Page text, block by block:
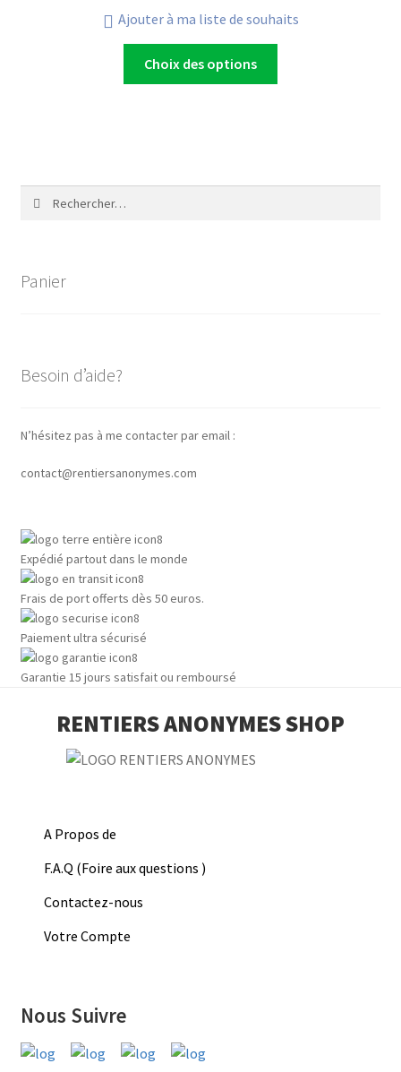
Ajouter à ma liste de souhaits
Choix des options
Panier
Besoin d’aide?
N’hésitez pas à me contacter par email :
contact@rentiersanonymes.com
Expédié partout dans le monde
Frais de port offerts dès 50 euros.
Paiement ultra sécurisé
Garantie 15 jours satisfait ou remboursé
RENTIERS ANONYMES SHOP
A Propos de
F.A.Q (Foire aux questions )
Contactez-nous
Votre Compte
Nous Suivre